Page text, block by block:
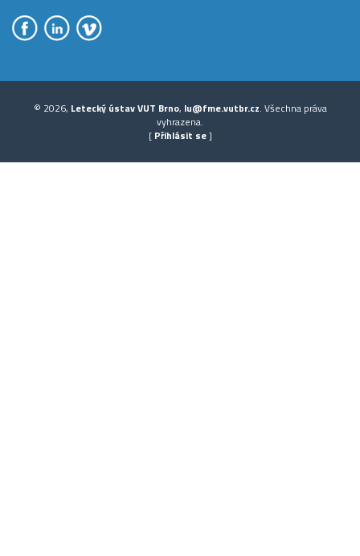
© 2026, Letecký ústav VUT Brno, lu@fme.vutbr.cz. Všechna práva
vyhrazena.
[ Přihlásit se]